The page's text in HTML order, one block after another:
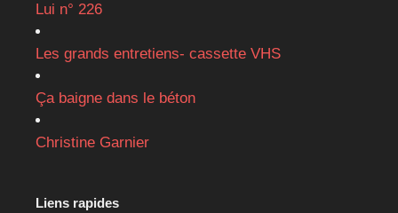
Lui n° 226
Les grands entretiens- cassette VHS
Ça baigne dans le béton
Christine Garnier
Liens rapides